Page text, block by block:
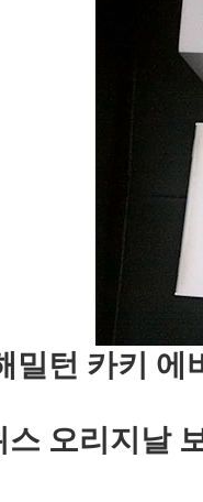
밀턴 카키 에
스 오리지날